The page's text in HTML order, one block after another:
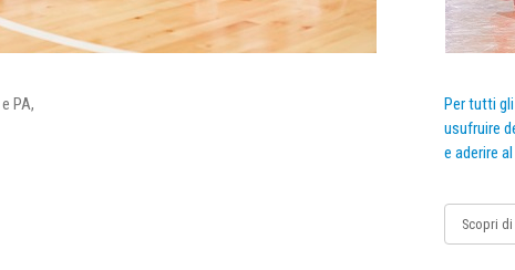
PA,
Per tutti
usufruire
e aderire
Scopri